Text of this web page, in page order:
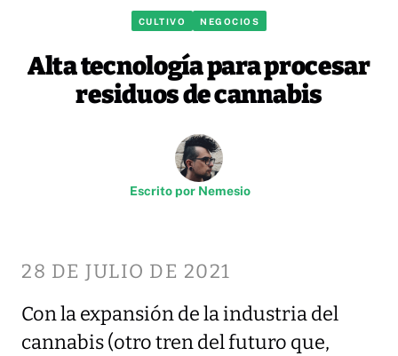
CULTIVO NEGOCIOS
Alta tecnología para procesar
residuos de cannabis
Escrito por Nemesio
28 DE JULIO DE 2021
Con la expansión de la industria del
cannabis (otro tren del futuro que,